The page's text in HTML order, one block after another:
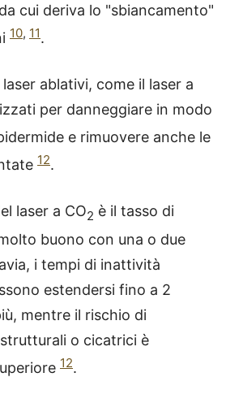
cui deriva lo "sbiancamento"
10, 11.
ablativi, come il laser a
per danneggiare in modo
e rimuovere anche le
12.
laser a CO2 è il tasso di
buono con una o due
i tempi di inattività
estendersi fino a 2
mentre il rischio di
o cicatrici è
12.